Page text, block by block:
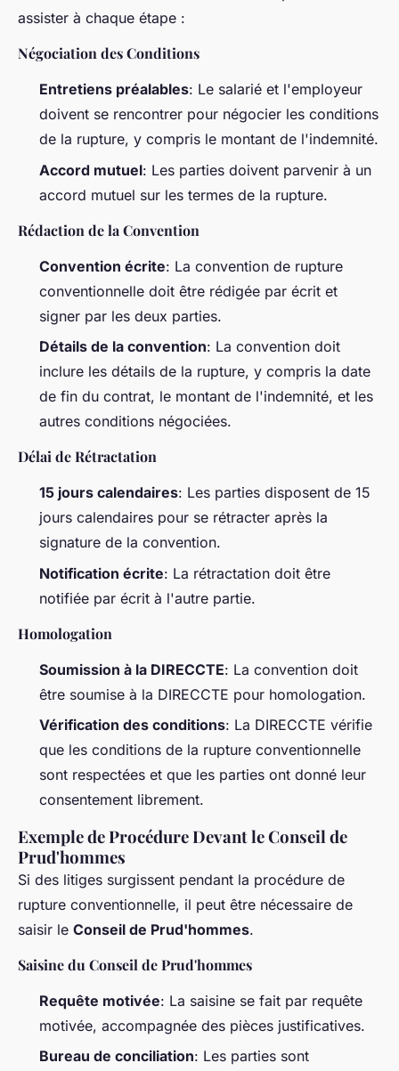
assister à chaque étape :
Négociation des Conditions
Entretiens préalables: Le salarié et l'employeur
doivent se rencontrer pour négocier les conditions
de la rupture, y compris le montant de l'indemnité.
Accord mutuel: Les parties doivent parvenir à un
accord mutuel sur les termes de la rupture.
Rédaction de la Convention
Convention écrite: La convention de rupture
conventionnelle doit être rédigée par écrit et
signer par les deux parties.
Détails de la convention: La convention doit
inclure les détails de la rupture, y compris la date
de fin du contrat, le montant de l'indemnité, et les
autres conditions négociées.
Délai de Rétractation
15 jours calendaires: Les parties disposent de 15
jours calendaires pour se rétracter après la
signature de la convention.
Notification écrite: La rétractation doit être
notifiée par écrit à l'autre partie.
Homologation
Soumission à la DIRECCTE: La convention doit
être soumise à la DIRECCTE pour homologation.
Vérification des conditions: La DIRECCTE vérifie
que les conditions de la rupture conventionnelle
sont respectées et que les parties ont donné leur
consentement librement.
Exemple de Procédure Devant le Conseil de
Prud'hommes
Si des litiges surgissent pendant la procédure de
rupture conventionnelle, il peut être nécessaire de
saisir le Conseil de Prud'hommes.
Saisine du Conseil de Prud'hommes
Requête motivée: La saisine se fait par requête
motivée, accompagnée des pièces justificatives.
Bureau de conciliation: Les parties sont